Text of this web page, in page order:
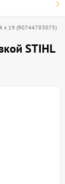
х 19 (90744783075)
STIHL